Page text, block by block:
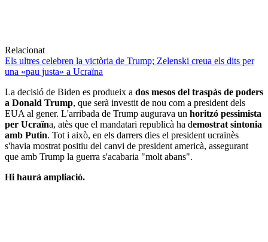
Relacionat
Els ultres celebren la victòria de Trump; Zelenski creua els dits per
una «pau justa» a Ucraïna
La decisió de Biden es produeix a dos mesos del traspàs de poders
a Donald Trump, que serà investit de nou com a president dels
EUA al gener. L'arribada de Trump augurava un horitzó pessimista
per Ucraïna, atès que el mandatari republicà ha demostrat sintonia
amb Putin. Tot i això, en els darrers dies el president ucraïnès
s'havia mostrat positiu del canvi de president americà, assegurant
que amb Trump la guerra s'acabaria "molt abans".
Hi haurà ampliació.